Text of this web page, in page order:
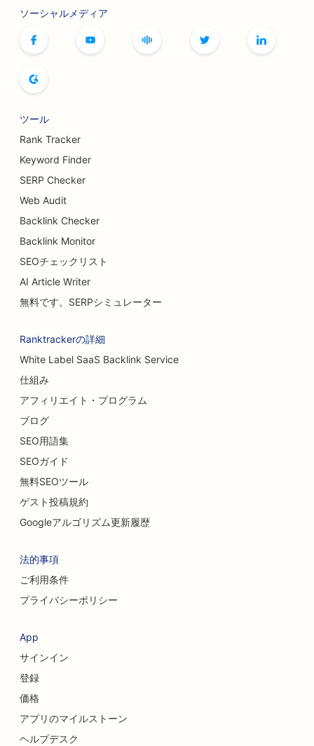
パン・ベーカリーのためのSEO
豊胸手術のSEO
醸造所のためのSEO
ハンバーガー・トラックのSEO
カフェのSEO
カーディーラーのためのSEO
ケーキショップのためのSEO
洗車場のSEO
カーペット・フローリング店向けSEO対策
猫カフェのSEO
カイロプラクターのためのSEO
ケミカルピーリングのSEO
クリーニングサービスのSEO
美容外科のためのSEO
頭蓋顔面外科医のためのSEO対策
コンサルティング会社のためのSEO
ソーシャルメディア
ツール
Rank Tracker
Keyword Finder
SERP Checker
Web Audit
Backlink Checker
Backlink Monitor
SEOチェックリスト
AI Article Writer
無料です。SERPシミュレーター
Ranktrackerの詳細
White Label SaaS Backlink Service
仕組み
アフィリエイト・プログラム
ブログ
SEO用語集
SEOガイド
無料SEOツール
ゲスト投稿規約
Googleアルゴリズム更新履歴
法的事項
ご利用条件
プライバシーポリシー
App
サインイン
登録
価格
アプリのマイルストーン
ヘルプデスク